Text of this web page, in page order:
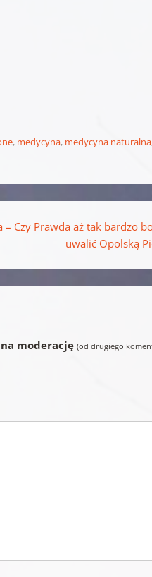
, medycyna, medycyna naturalna
– Czy Prawda aż tak bardzo
uwalić Opolską
moderację (od drugiego